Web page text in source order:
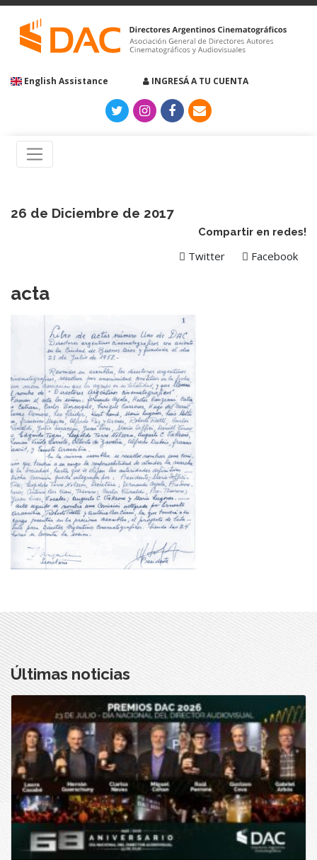
English Assistance INGRESÁ A TU CUENTA
26 de Diciembre de 2017
Compartir en redes!
Twitter Facebook
acta
Últimas noticias